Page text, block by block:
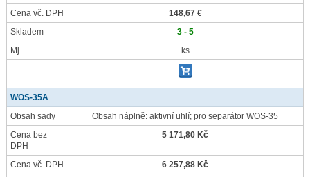
Cena vč. DPH
148,67 €
Skladem
3 - 5
Mj
ks
WOS-35A
Obsah sady
Obsah náplně: aktivní uhlí; pro separátor WOS-35
Cena bez
DPH
5 171,80 Kč
Cena vč. DPH
6 257,88 Kč